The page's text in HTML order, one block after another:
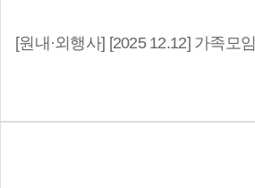
[원내·외행사] [2025 12.12] 가족모임